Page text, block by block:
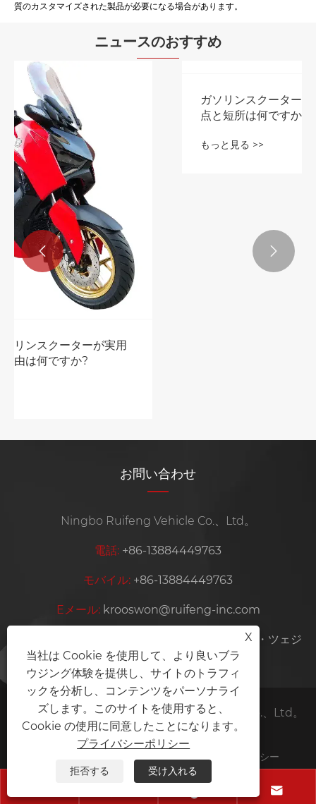
質のカスタマイズされた製品が必要になる場合があります。
ニュースのおすすめ
ガソリンスクーターと電気スクーターの利
点と短所は何ですか？
 
お問い合わせ
Ningbo Ruifeng Vehicle Co.、Ltd。
電話: +86-13884449763
モバイル: +86-13884449763
Eメール: krooswon@ruifeng-inc.com
リシャン、ディタン産業、ユヤオ、ニンボ・ツェジ
ョン州、中国
Copyright©2025 Ningbo Ruifeng Vehicle Co.、Ltd。
All Right Reserved。
RSS XML プライバシーポリシー

X
当社は Cookie を使用して、より良いブラ
ウジング体験を提供し、サイトのトラフィ
ックを分析し、コンテンツをパーソナライ
ズします。このサイトを使用すると、
Cookie の使用に同意したことになります。
プライバシーポリシー
拒否する 受け入れる